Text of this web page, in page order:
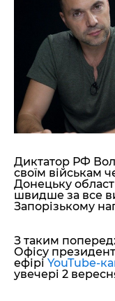
Оккупация Крыма
Новости Крыма
Донбасс
Армия Украины
Пресс-релизы
Пресс-релизы
Диктатор РФ
своїм військам
Донецьку
швидше за все
Запорізькому
З таким
Офісу
ефірі YouTube-
увечері 2